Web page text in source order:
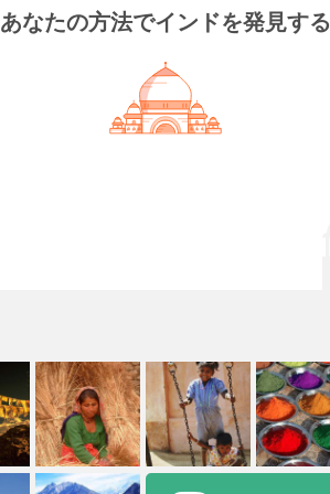
あなたの方法でインドを発見する